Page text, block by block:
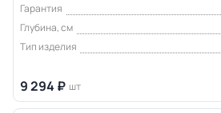
Гарантия
Глубина, см
Тип изделия
9 294 ₽ шт